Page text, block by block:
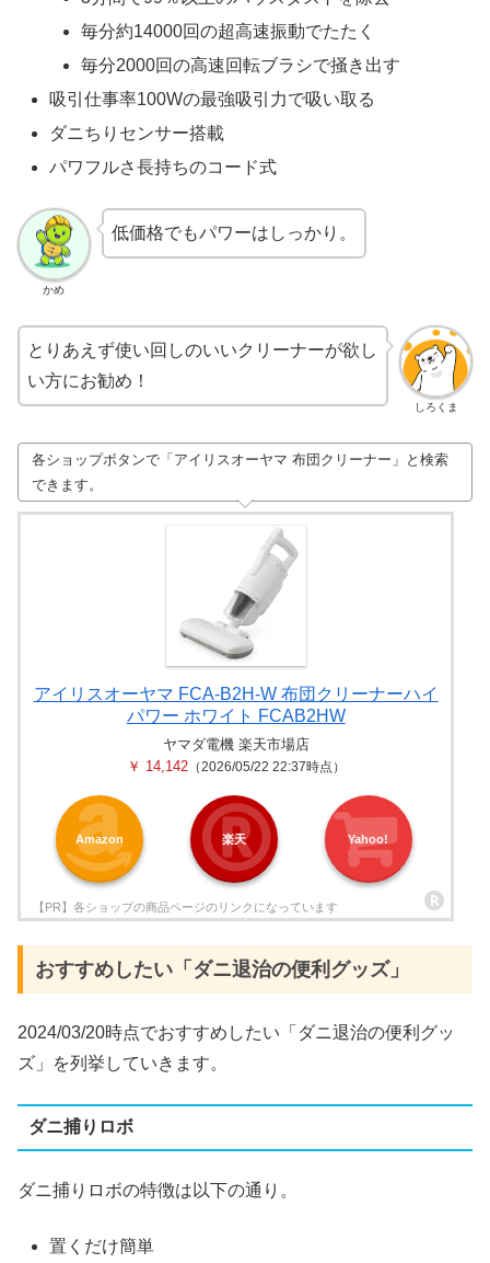
毎分約14000回の超高速振動でたたく
毎分2000回の高速回転ブラシで掻き出す
吸引仕事率100Wの最強吸引力で吸い取る
ダニちりセンサー搭載
パワフルさ長持ちのコード式
かめ
低価格でもパワーはしっかり。
しろくま
とりあえず使い回しのいいクリーナーが欲し
い方にお勧め！
各ショップボタンで「アイリスオーヤマ 布団クリーナー」と検索
できます。
アイリスオーヤマ FCA-B2H-W 布団クリーナーハイ
パワー ホワイト FCAB2HW
ヤマダ電機 楽天市場店
￥ 14,142（2026/05/22 22:37時点）
Amazon 楽天 Yahoo!
おすすめしたい「ダニ退治の便利グッズ」
2024/03/20時点でおすすめしたい「ダニ退治の便利グッ
ズ」を列挙していきます。
ダニ捕りロボ
ダニ捕りロボの特徴は以下の通り。
置くだけ簡単